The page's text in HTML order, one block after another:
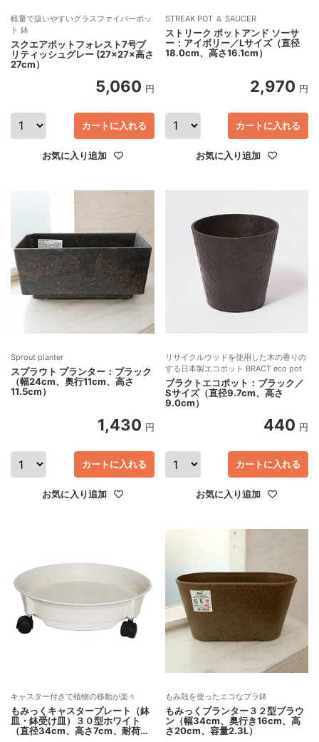
軽量で扱いやすいグラスファイバーポッ
ト 鉢
スクエアポットフォレスト7号ブ
リティッシュグレー (27×27×高さ
27cm）
5,060 円
カートに入れる
お気に入り追加
STREAK POT ＆ SAUCER
ストリーク ポットアンド ソーサ
ー：アイボリー／Lサイズ（直径
18.0cm、高さ16.1cm）
2,970 円
カートに入れる
お気に入り追加
Sprout planter
スプラウト プランター：ブラック
（幅24cm、奥行11cm、高さ
11.5cm）
1,430 円
カートに入れる
お気に入り追加
リサイクルウッドを使用した木の香りの
する日本製エコポット BRACT eco pot
ブラクトエコポット：ブラック／
Sサイズ（直径9.7cm、高さ
9.0cm）
440 円
カートに入れる
お気に入り追加
キャスター付きで植物の移動が楽々
もみっくキャスタープレート（鉢
皿・鉢受け皿）３０型ホワイト
（直径34cm、高さ7cm、耐荷重
もみ殻を使ったエコなプラ鉢
もみっくプランター３２型ブラウ
ン（幅34cm、奥行き16cm、高
さ20cm、容量2.3L）